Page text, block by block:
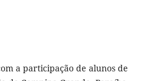
a participação de alunos de